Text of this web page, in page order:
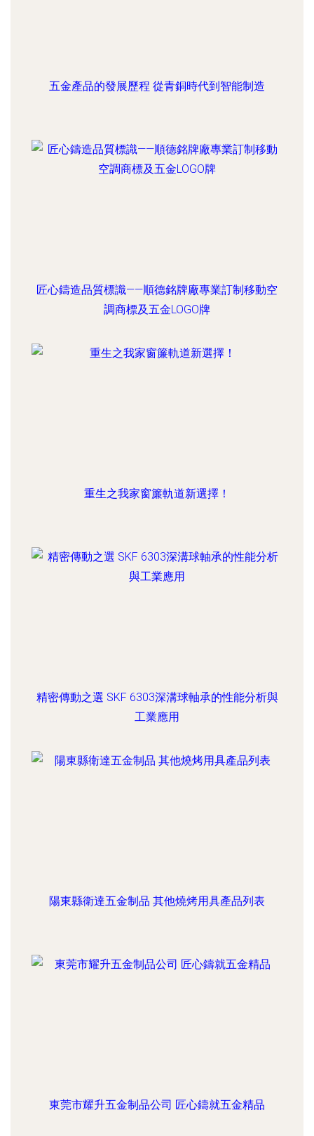
五金產品的發展歷程 從青銅時代到智能制造
匠心鑄造品質標識——順德銘牌廠專業訂制移動空
調商標及五金LOGO牌
重生之我家窗簾軌道新選擇！
精密傳動之選 SKF 6303深溝球軸承的性能分析與
工業應用
陽東縣衛達五金制品 其他燒烤用具產品列表
東莞市耀升五金制品公司 匠心鑄就五金精品